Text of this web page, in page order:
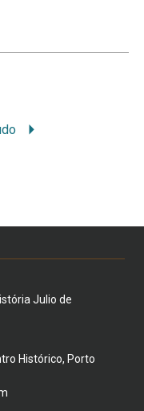
Julio de
Histórico, Porto